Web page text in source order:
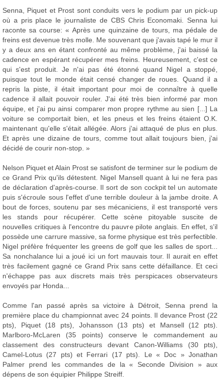
Senna, Piquet et Prost sont conduits vers le podium par un pick-up
où a pris place le journaliste de CBS Chris Economaki. Senna lui
raconte sa course: « Après une quinzaine de tours, ma pédale de
freins est devenue très molle. Me souvenant que j'avais tapé le mur il
y a deux ans en étant confronté au même problème, j'ai baissé la
cadence en espérant récupérer mes freins. Heureusement, c'est ce
qui s'est produit. Je n'ai pas été étonné quand Nigel a stoppé,
puisque tout le monde était censé changer de roues. Quand il a
repris la piste, il était important pour moi de connaître à quelle
cadence il allait pouvoir rouler. J'ai été très bien informé par mon
équipe, et j'ai pu ainsi comparer mon propre rythme au sien [...] La
voiture se comportait bien, et les pneus et les freins étaient O.K.
maintenant qu'elle s'était allégée. Alors j'ai attaqué de plus en plus.
Et après une dizaine de tours, comme tout allait toujours bien, j'ai
décidé de courir non-stop. »
Nelson Piquet et Alain Prost se satisfont de terminer sur le podium de
ce Grand Prix qu'ils détestent. Nigel Mansell quant à lui ne fera pas
de déclaration d'après-course. Il sort de son cockpit tel un automate
puis s'écroule sous l'effet d'une terrible douleur à la jambe droite. A
bout de forces, soutenu par ses mécaniciens, il est transporté vers
les stands pour récupérer. Cette scène pitoyable suscite de
nouvelles critiques à l'encontre du pauvre pilote anglais. En effet, s'il
possède une carrure massive, sa forme physique est très perfectible.
Nigel préfère fréquenter les greens de golf que les salles de sport...
Sa nonchalance lui a joué ici un fort mauvais tour. Il aurait en effet
très facilement gagné ce Grand Prix sans cette défaillance. Et ceci
n'échappe pas aux discrets mais très perspicaces observateurs
envoyés par Honda...
Comme l'an passé après sa victoire à Détroit, Senna prend la
première place du championnat avec 24 points. Il devance Prost (22
pts), Piquet (18 pts), Johansson (13 pts) et Mansell (12 pts).
Marlboro-McLaren (35 points) conserve le commandement au
classement des constructeurs devant Canon-Williams (30 pts),
Camel-Lotus (27 pts) et Ferrari (17 pts). Le « Doc » Jonathan
Palmer prend les commandes de la « Seconde Division » aux
dépens de son équipier Philippe Streiff.